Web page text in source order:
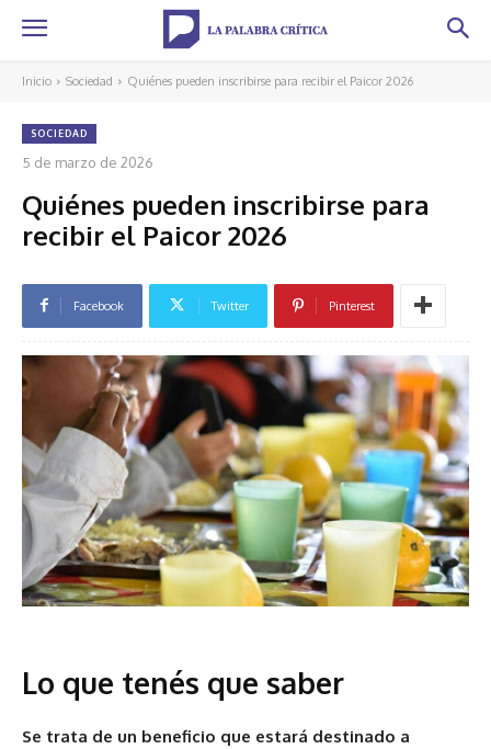
Inicio Sociedad Quiénes pueden inscribirse para recibir el Paicor 2026
SOCIEDAD
5 de marzo de 2026
Quiénes pueden inscribirse para
recibir el Paicor 2026
Facebook Twitter Pinterest
Lo que tenés que saber
Se trata de un beneficio que estará destinado a